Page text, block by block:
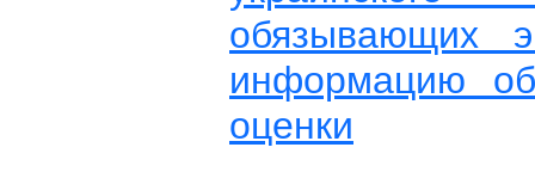
обязывающих
информацию
оценки